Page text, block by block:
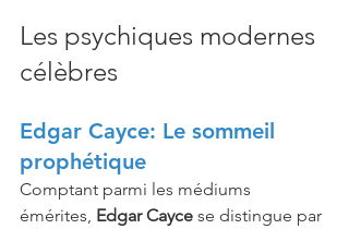
Les psychiques modernes
célèbres
Edgar Cayce: Le sommeil
prophétique
Comptant parmi les médiums
émérites, Edgar Cayce se distingue par